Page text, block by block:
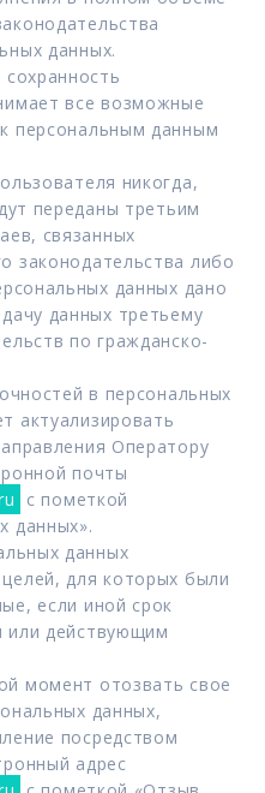
данных.
все возможные
персональным данным
никогда,
переданы третьим
связанных
законодательства либо
данных дано
данных третьему
по гражданско-
в персональных
актуализировать
Оператору
почты
с пометкой
данных».
данных
для которых были
если иной срок
или действующим
момент отозвать свое
данных,
посредством
адрес